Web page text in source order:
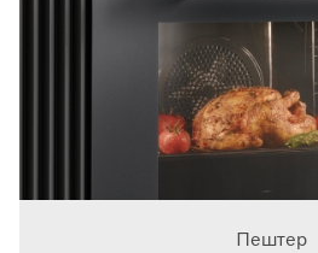
Пештер